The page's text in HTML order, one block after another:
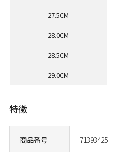
商品番号 71393425
特徴
27.5CM
28.0CM
28.5CM
29.0CM